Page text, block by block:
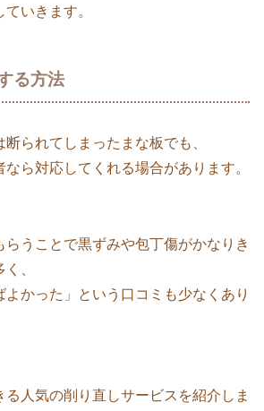
いきます。
る方法
られてしまったまな板でも、
ら対応してくれる場合があります。
らうことで黒ずみや包丁傷がかなりき
、
よかった」という口コミも少なくあり
る人気の削り直しサービスを紹介しま